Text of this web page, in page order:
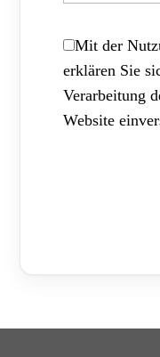
Mit der
erklären Sie
Verarbeitung
Website